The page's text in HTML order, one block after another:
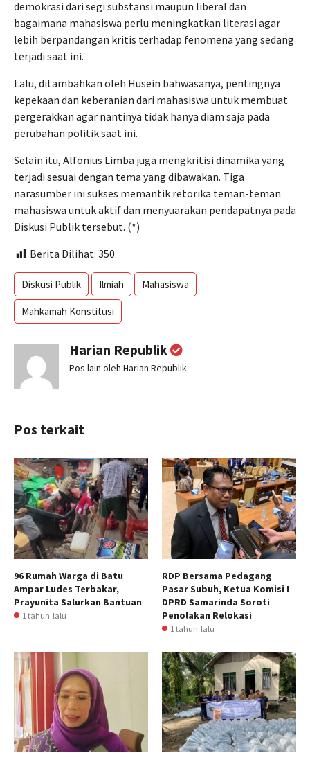
demokrasi dari segi substansi maupun liberal dan
bagaimana mahasiswa perlu meningkatkan literasi agar
lebih berpandangan kritis terhadap fenomena yang sedang
terjadi saat ini.
Lalu, ditambahkan oleh Husein bahwasanya, pentingnya
kepekaan dan keberanian dari mahasiswa untuk membuat
pergerakkan agar nantinya tidak hanya diam saja pada
perubahan politik saat ini.
Selain itu, Alfonius Limba juga mengkritisi dinamika yang
terjadi sesuai dengan tema yang dibawakan. Tiga
narasumber ini sukses memantik retorika teman-teman
mahasiswa untuk aktif dan menyuarakan pendapatnya pada
Diskusi Publik tersebut. (*)
Berita Dilihat: 350
Diskusi Publik Ilmiah Mahasiswa
Mahkamah Konstitusi
Harian Republik
Pos lain oleh Harian Republik
Pos terkait
96 Rumah Warga di Batu
Ampar Ludes Terbakar,
Prayunita Salurkan Bantuan
1 tahun lalu
RDP Bersama Pedagang
Pasar Subuh, Ketua Komisi I
DPRD Samarinda Soroti
Penolakan Relokasi
1 tahun lalu